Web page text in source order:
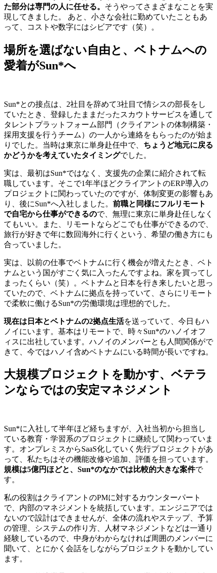
た部分は専門の人に任せる。 そうやってさまざまなことを実
現してきました。 あと、小さな会社に勤めていたこともあ
って、コストや数字にはシビアです（笑）。
場所を選ばない自由と、ベトナムへの
愛着がSun*へ
Sun*との接点は、2社目を辞めて3社目で情シスの部長をし
ていたとき、登録したままだったスカウトサービス を通して
タレントプラットフォーム部門（クライアントの体制構築・
採用支援を行うチーム）の一人から連絡をもらったのが始ま
りでした。当時は東京に単身赴任中で、 ちょうど地元に戻る
かどうかを考えていたタイミングでした。
実は、最初はSun*ではなく、支援先の企業に紹介されて転
職しています。そこで1年半ほどクライアントのERP導入の
プロジェクトに関わっていたのですが、体制変更の影響もあ
り、後にSun*へ入社しました。 前職と同様にフルリモート
で自宅から仕事ができるので、無理に東京に単身赴任しなく
てもいい。また、リモートならどこでも仕事ができるので、
旅行が好きで年に数回海外に行くという、希望の働き方にも
合っていました。
実は、以前の仕事でベトナムに行く機会が増えたとき、ベト
ナムという国がすごく気に入ったんですよね。家を買ってし
まったくらい（笑）。ベトナムと日本を行き来したいと思っ
ていたので、ベトナムに拠点を持っていて、さらにリモート
で柔軟に働けるSun*の労働環境は理想的でした。
現在は日本とベトナムの2拠点生活を送っていて、今日もハ
ノイにいます。基本はリモートで、時々Sun*のハノイオフ
ィスに出社しています。ハノイのメンバーとも人間関係がで
きて、今ではハノイ含めベトナムにいる時間が長いですね。
大規模プロジェクトを動かす、ベテラ
ンならではの安定マネジメント
Sun*に入社して半年ほど経ちますが、入社当初から担当し
ている教育・学習系のプロジェクトに継続して関わっていま
す。オンプレミスからSaaS化していく先行プロジェクトがあ
って、私たちはその機能改修や追加、評価を担っています。
規模は5億円ほどと、Sun*のなかでは比較的大きな案件で
す。
私の役割はクライアントのPMに対するカウンターパート
で、内部のマネジメントを統括しています。エンジニアでは
ないので設計はできませんが、全体の流れやステップ、予算
の管理、システムの作り方、人材マネジメントなどは一通り
経験しているので、中身がわからなければ周囲のメンバーに
聞いて、とにかく会話をしながらプロジェクトを動かしてい
ます。